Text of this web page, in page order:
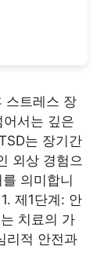
스트레스 장
서는 깊은
는 장기간
외상 경험으
의미합니
제1단계: 안
치료의 가
리적 안전과